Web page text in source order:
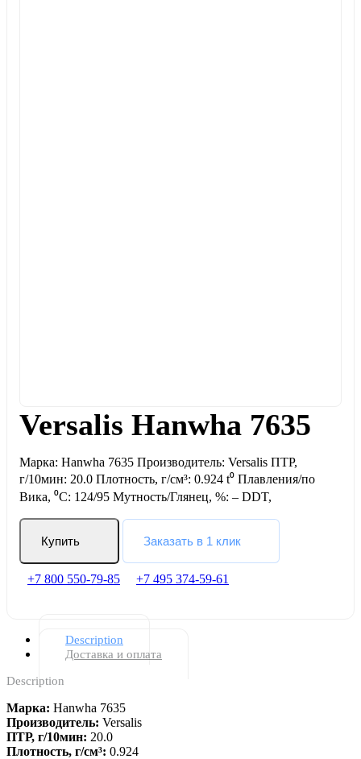
Versalis Hanwha 7635
Марка: Hanwha 7635 Производитель: Versalis ПТР,
г/10мин: 20.0 Плотность, г/см³: 0.924 t⁰ Плавления/по
Вика, ⁰С: 124/95 Мутность/Глянец, %: – DDT,
Купить Заказать в 1 клик
+7 800 550-79-85 +7 495 374-59-61
Description
Доставка и оплата
Description
Марка: Hanwha 7635
Производитель: Versalis
ПТР, г/10мин: 20.0
Плотность, г/см³: 0.924